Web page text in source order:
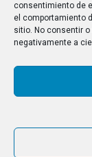
consentimiento de
el comportamiento
sitio. No consentir
negativamente a
ha permitido
arquitectónica y
culturales.
ÚLTIMAS
Observación del
desde el Castillo